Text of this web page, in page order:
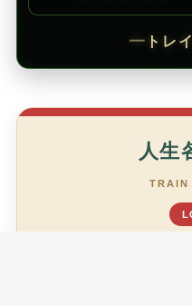
━ トレ
人生
TRAIN